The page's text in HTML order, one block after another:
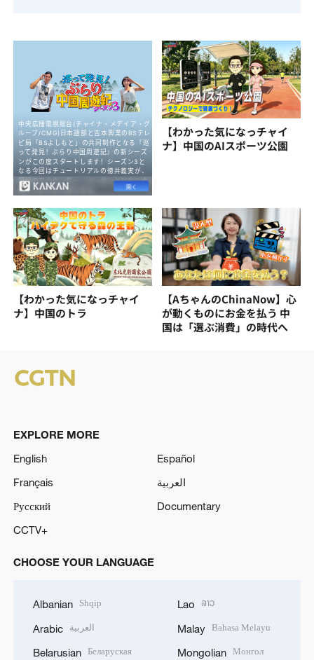
【わかった気になっチャイ
ナ】中国のAIスポーツ公園
【わかった気になっチャイ
ナ】中国のトラ
【AちゃんのChinaNow】心
が動くものにお金を払う 中
国は「選ぶ消費」の時代へ
EXPLORE MORE
English
Español
Français
العربية
Русский
Documentary
CCTV+
CHOOSE YOUR LANGUAGE
Albanian Shqip
Arabic العربية
Belarusian Беларуская
Lao ລາວ
Malay Bahasa Melayu
Mongolian Монгол